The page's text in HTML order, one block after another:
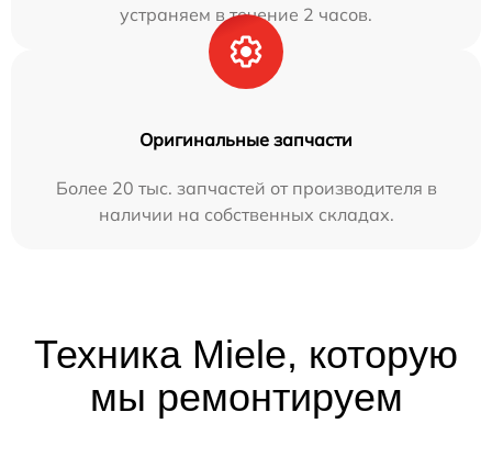
устраняем в течение 2 часов.
Оригинальные запчасти
Более 20 тыс. запчастей от производителя в
наличии на собственных складах.
Техника Miele, которую
мы ремонтируем